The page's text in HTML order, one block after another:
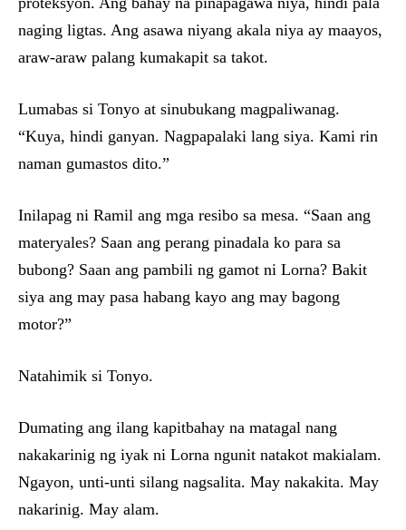
naging ligtas. Ang asawa niyang akala niya ay maayos,
araw-araw palang kumakapit sa takot.
Lumabas si Tonyo at sinubukang magpaliwanag.
“Kuya, hindi ganyan. Nagpapalaki lang siya. Kami rin
naman gumastos dito.”
Inilapag ni Ramil ang mga resibo sa mesa. “Saan ang
materyales? Saan ang perang pinadala ko para sa
bubong? Saan ang pambili ng gamot ni Lorna? Bakit
siya ang may pasa habang kayo ang may bagong
motor?”
Natahimik si Tonyo.
Dumating ang ilang kapitbahay na matagal nang
nakakarinig ng iyak ni Lorna ngunit natakot makialam.
Ngayon, unti-unti silang nagsalita. May nakakita. May
nakarinig. May alam.